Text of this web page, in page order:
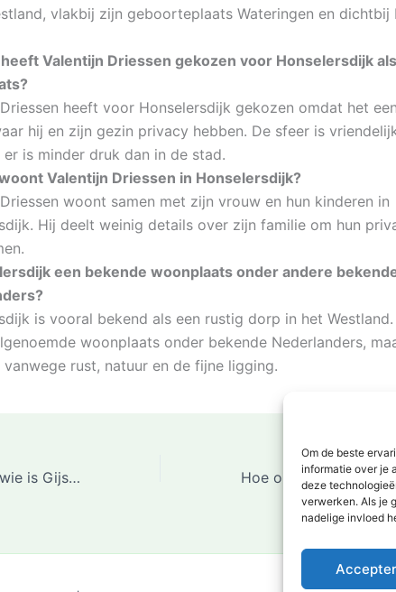
Om de beste
informatie over je
deze
verwerken. Als je
nadelige invloed
vlakbij zijn geboorteplaats Wateringen en dichtbij
Valentijn Driessen gekozen voor Honselersdijk
heeft voor Honselersdijk gekozen omdat het
hij en zijn gezin privacy hebben. De sfeer is
er is minder druk dan in de stad.
Valentijn Driessen in Honselersdijk?
woont samen met zijn vrouw en hun kinderen in
Hij deelt weinig details over zijn familie om hun
een bekende woonplaats onder andere
is vooral bekend als een rustig dorp in het
woonplaats onder bekende Nederlanders,
rust, natuur en de fijne ligging.
Mark Baanders vriend: wie is Gijs en hoe gaat het met hun relatie?